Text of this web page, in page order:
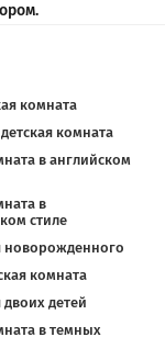
комната
комната
в английском
в
стиле
новорожденного
комната
двоих детей
в темных